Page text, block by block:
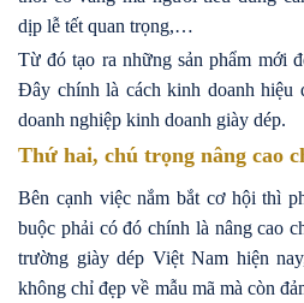
dịp lễ tết quan trọng,…
Từ đó tạo ra những sản phẩm mới
Đây chính là cách kinh doanh hiệu
doanh nghiệp kinh doanh giày dép.
Thứ hai, chú trọng nâng cao
Bên cạnh việc nắm bắt cơ hội thì
buộc phải có đó chính là nâng cao
trường giày dép Việt Nam hiện
không chỉ đẹp về mẫu mã mà còn